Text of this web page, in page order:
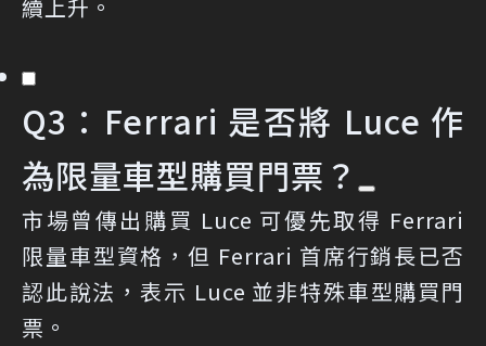
續上升。
Q3：Ferrari 是否將 Luce 作
為限量車型購買門票？
市場曾傳出購買 Luce 可優先取得 Ferrari
限量車型資格，但 Ferrari 首席行銷長已否
認此說法，表示 Luce 並非特殊車型購買門
票。